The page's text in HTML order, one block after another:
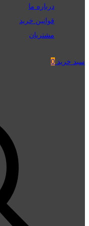
درباره ما
قوانین خرید
مشتریان
سبد خرید 0